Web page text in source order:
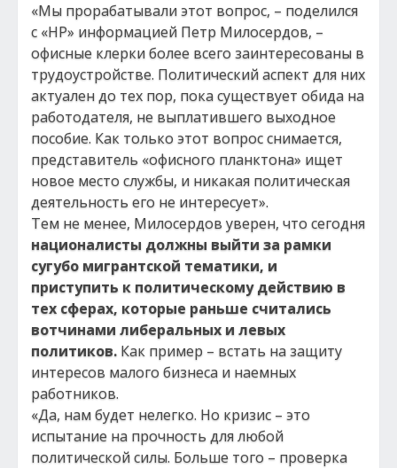
«Мы прорабатывали этот вопрос, – поделился
с «НР» информацией Петр Милосердов, –
офисные клерки более всего заинтересованы в
трудоустройстве. Политический аспект для них
актуален до тех пор, пока существует обида на
работодателя, не выплатившего выходное
пособие. Как только этот вопрос снимается,
представитель «офисного планктона» ищет
новое место службы, и никакая политическая
деятельность его не интересует».
Тем не менее, Милосердов уверен, что сегодня
националисты должны выйти за рамки
сугубо мигрантской тематики, и
приступить к политическому действию в
тех сферах, которые раньше считались
вотчинами либеральных и левых
политиков. Как пример – встать на защиту
интересов малого бизнеса и наемных
работников.
«Да, нам будет нелегко. Но кризис – это
испытание на прочность для любой
политической силы. Больше того – проверка